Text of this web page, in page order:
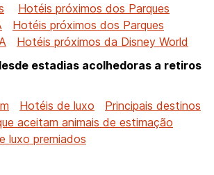
Hotéis próximos dos Parques
Hotéis próximos dos Parques
Hotéis próximos da Disney World
estadias acolhedoras a retiros
Hotéis de luxo
Principais destinos
aceitam animais de estimação
luxo premiados